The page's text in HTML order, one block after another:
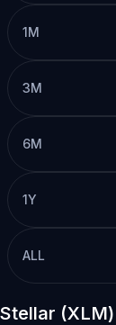
1M
3M
6M
1Y
ALL
Stellar